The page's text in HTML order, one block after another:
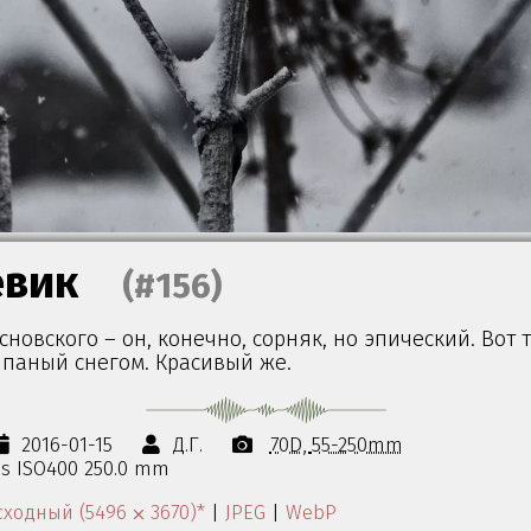
(#156)
– он, конечно, сорняк, но эпический. Вот
снегом. Красивый же.
2016-01-15 Д.Г. 70D 55-250mm
ISO400 250.0 mm
(5496 ⨉ 3670)*
JPEG WebP